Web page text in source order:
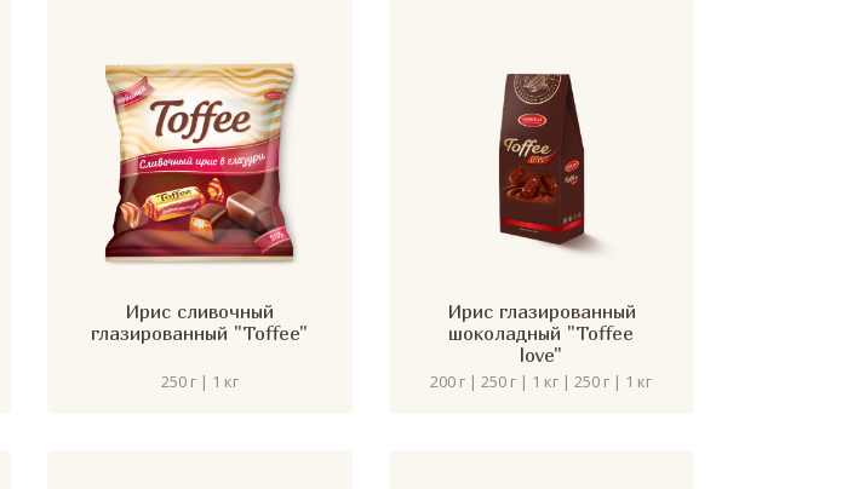
Ирис сливочный
глазированный "Toffee"
250 г | 1 кг
Ирис глазированный
шоколадный "Toffee
love"
200 г | 250 г | 1 кг | 250 г | 1 кг